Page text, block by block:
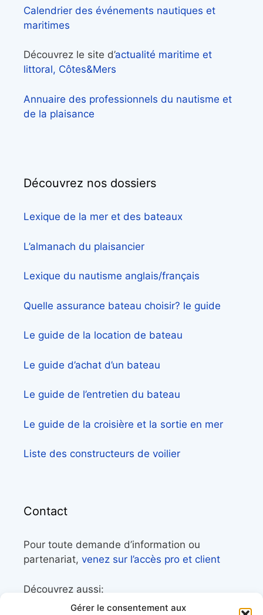
Gérer le consentement aux
Calendrier des événements nautiques et
maritimes
Découvrez le site d’actualité maritime et
littoral, Côtes&Mers
Annuaire des professionnels du nautisme et
de la plaisance
Découvrez nos dossiers
Lexique de la mer et des bateaux
L’almanach du plaisancier
Lexique du nautisme anglais/français
Quelle assurance bateau choisir? le guide
Le guide de la location de bateau
Le guide d’achat d’un bateau
Le guide de l’entretien du bateau
Le guide de la croisière et la sortie en mer
Liste des constructeurs de voilier
Contact
Pour toute demande d’information ou
partenariat, venez sur l’accès pro et client
Découvrez aussi: